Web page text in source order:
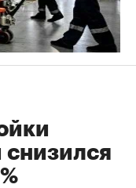
снизился